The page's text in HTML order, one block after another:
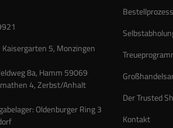
5, Monzingen
8a, Hamm 59069
4, Zerbst/Anhalt
Oldenburger Ring 3
Der Trusted
Kontakt